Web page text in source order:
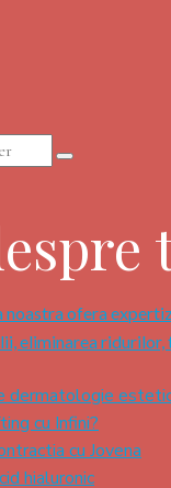
noastra ofera
eliminarea
dermatologie
cu Infini?
cu Jovena
hialuronic